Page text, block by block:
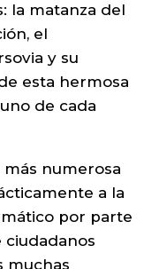
la matanza del
el
y su
esta hermosa
de cada
más numerosa
a la
por parte
ciudadanos
muchas